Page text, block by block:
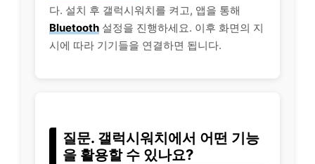
다. 설치 후 갤럭시워치를 켜고, 앱을 통해
Bluetooth 설정을 진행하세요. 이후 화면의 지
시에 따라 기기들을 연결하면 됩니다.
질문. 갤럭시워치에서 어떤 기능
을 활용할 수 있나요?